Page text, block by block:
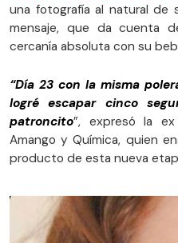
una fotografía al natural de
mensaje, que da cuenta
cercanía absoluta con su
“Día 23 con la misma
logré escapar cinco
patroncito”, expresó la
Amango y Química, quien
producto de esta nueva